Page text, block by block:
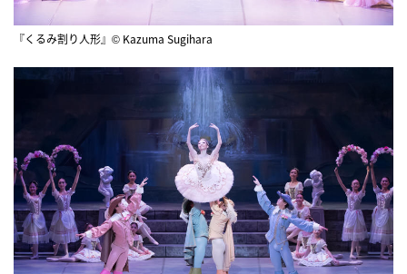
『くるみ割り人形』© Kazuma Sugihara